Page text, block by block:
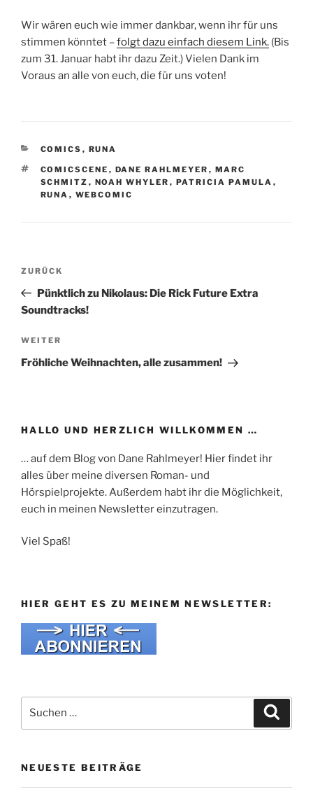
Wir wären euch wie immer dankbar, wenn ihr für uns
stimmen könntet –folgt dazu einfach diesem Link. (Bis
zum 31. Januar habt ihr dazu Zeit.) Vielen Dank im
Voraus an alle von euch, die für uns voten!
KATEGORIEN
COMICS , RUNA
SCHLAGWÖRTER
COMICSCENE , DANE RAHLMEYER , MARC
SCHMITZ , NOAH WHYLER , PATRICIA PAMULA ,
RUNA , WEBCOMIC
Beitragsnavigation
Vorheriger
Beitrag
ZURÜCK
Pünktlich zu Nikolaus: Die Rick Future Extra
Soundtracks!
Nächster
Beitrag
WEITER
Fröhliche Weihnachten, alle zusammen!
HALLO UND HERZLICH WILLKOMMEN …
… auf dem Blog von Dane Rahlmeyer! Hier findet ihr
alles über meine diversen Roman- und
Hörspielprojekte. Außerdem habt ihr die Möglichkeit,
euch in meinen Newsletter einzutragen.
Viel Spaß!
HIER GEHT ES ZU MEINEM NEWSLETTER:
nach:
NEUESTE BEITRÄGE